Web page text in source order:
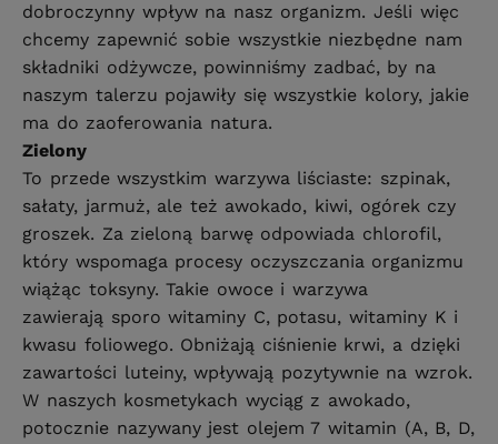
dobroczynny wpływ na nasz organizm. Jeśli więc
chcemy zapewnić sobie wszystkie niezbędne nam
składniki odżywcze, powinniśmy zadbać, by na
naszym talerzu pojawiły się wszystkie kolory, jakie
ma do zaoferowania natura.
Zielony
To przede wszystkim warzywa liściaste: szpinak,
sałaty, jarmuż, ale też awokado, kiwi, ogórek czy
groszek. Za zieloną barwę odpowiada chlorofil,
który wspomaga procesy oczyszczania organizmu
wiążąc toksyny. Takie owoce i warzywa
zawierają sporo witaminy C, potasu, witaminy K i
kwasu foliowego. Obniżają ciśnienie krwi, a dzięki
zawartości luteiny, wpływają pozytywnie na wzrok.
W naszych kosmetykach wyciąg z awokado,
potocznie nazywany jest olejem 7 witamin (A, B, D,